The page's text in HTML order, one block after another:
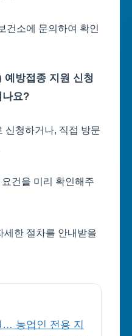
건소에 문의하여 확인
예방접종 지원 신청
나요?
신청하거나, 직접 방문
건을 미리 확인해주
세한 절차를 안내받을
… 농업인 전용 지